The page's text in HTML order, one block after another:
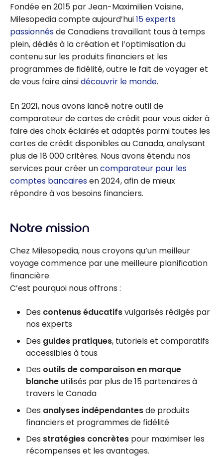
Fondée en 2015 par Jean-Maximilien Voisine,
Milesopedia compte aujourd’hui15 experts
passionnésde Canadiens travaillant tous à temps
plein, dédiés à la création et l’optimisation du
contenu sur les produits financiers et les
programmes de fidélité, outre le fait de voyager et
de vous faire ainsidécouvrir le monde.
En 2021, nous avons lancé notre outil de
comparateur de cartes de crédit pour vous aider à
faire des choix éclairés et adaptés parmi toutes les
cartes de crédit disponibles au Canada, analysant
plus de 18 000 critères. Nous avons étendu nos
services pour créer uncomparateur pour les
comptes bancairesen 2024, afin de mieux
répondre à vos besoins financiers.
Notre mission
Chez Milesopedia, nous croyons qu’un meilleur
voyage commence par une meilleure planification
financière.
C’est pourquoi nous offrons :
Des contenus éducatifsvulgarisés rédigés par
nos experts
Des guides pratiques, tutoriels et comparatifs
accessibles à tous
Des outils de comparaison en marque
blancheutilisés par plus de 15 partenaires à
travers le Canada
Des analyses indépendantesde produits
financiers et programmes de fidélité
Des stratégies concrètes pour maximiser les
récompenses et les avantages.